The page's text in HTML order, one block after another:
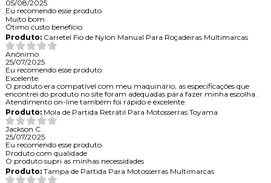
05/08/2025
Eu recomendo esse produto.
Muito bom
Ótimo custo benefício
Produto:Carretel Fio de Nylon Manual Para Roçadeiras Multimarcas
Anônimo
25/07/2025
Eu recomendo esse produto.
Excelente
O produto era compatível com meu maquinário, as especificações que
encontrei do produto no site foram adequadas para fazer minha escolha .
Atendimento on-line também foi rápido e excelente.
Produto:Mola de Partida Retrátil Para Motosserras Toyama
Jackson C.
25/07/2025
Eu recomendo esse produto.
Produto com qualidade
O produto supri as minhas necessidades
Produto:Tampa de Partida Para Motosserras Multimarcas